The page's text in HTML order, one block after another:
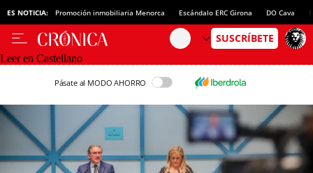
ES NOTICIA: Promoción inmobiliaria Menorca Escándalo ERC Girona DO Cava
Leer en Castellano
Pásate al MODO AHORRO